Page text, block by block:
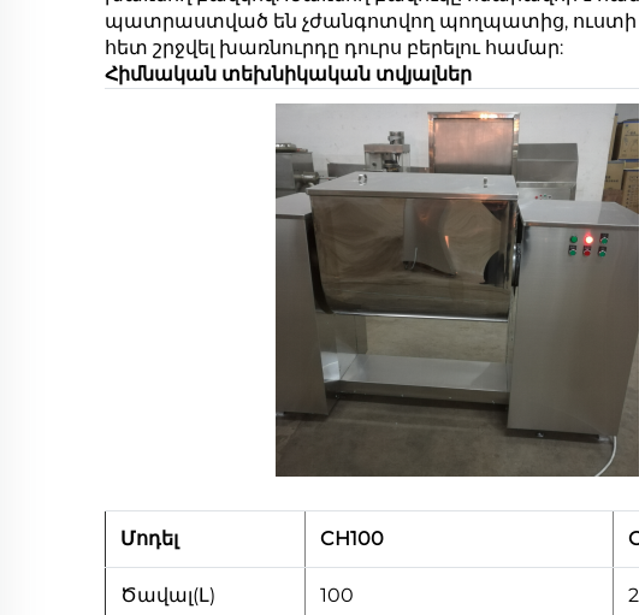
պատրաստված են չժանգոտվող պողպատից, ուստի
հետ շրջվել խառնուրդը դուրս բերելու համար:
Հիմնական տեխնիկական տվյալներ
Մոդել CH100
Ծավալ(Լ) 100